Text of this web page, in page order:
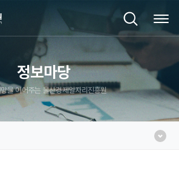
정보마당
을 이어주는 울산경제일자리진흥원